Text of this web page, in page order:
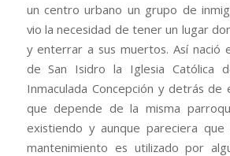
un centro urbano un grupo de
vio la necesidad de tener un lugar
y enterrar a sus muertos. Así nació
de San Isidro la Iglesia Católica
Inmaculada Concepción y detrás de
que depende de la misma
existiendo y aunque pareciera
mantenimiento es utilizado por